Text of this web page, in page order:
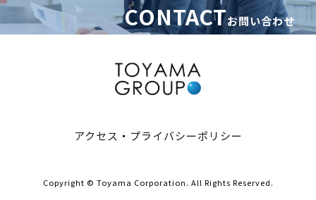
CONTACTお問い合わせ
アクセス ・ プライバシーポリシー
Copyright © Toyama Corporation. All Rights Reserved.